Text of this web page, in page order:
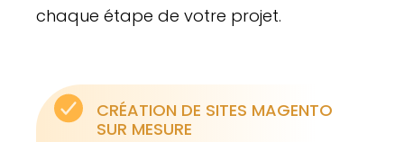
chaque étape de votre projet.
CRÉATION DE SITES MAGENTO
SUR MESURE